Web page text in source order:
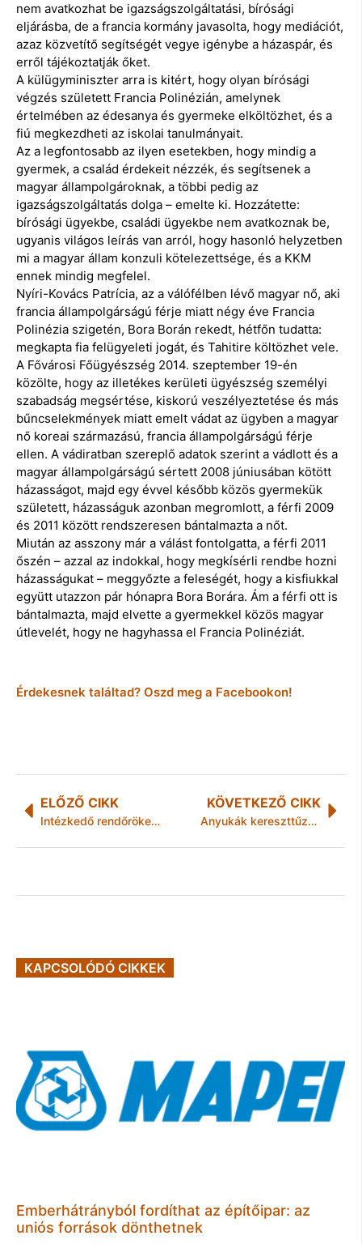
nem avatkozhat be igazságszolgáltatási, bírósági
eljárásba, de a francia kormány javasolta, hogy mediációt,
azaz közvetítő segítségét vegye igénybe a házaspár, és
erről tájékoztatják őket.
A külügyminiszter arra is kitért, hogy olyan bírósági
végzés született Francia Polinézián, amelynek
értelmében az édesanya és gyermeke elköltözhet, és a
fiú megkezdheti az iskolai tanulmányait.
Az a legfontosabb az ilyen esetekben, hogy mindig a
gyermek, a család érdekeit nézzék, és segítsenek a
magyar állampolgároknak, a többi pedig az
igazságszolgáltatás dolga – emelte ki. Hozzátette:
bírósági ügyekbe, családi ügyekbe nem avatkoznak be,
ugyanis világos leírás van arról, hogy hasonló helyzetben
mi a magyar állam konzuli kötelezettsége, és a KKM
ennek mindig megfelel.
Nyíri-Kovács Patrícia, az a válófélben lévő magyar nő, aki
francia állampolgárságú férje miatt négy éve Francia
Polinézia szigetén, Bora Borán rekedt, hétfőn tudatta:
megkapta fia felügyeleti jogát, és Tahitire költözhet vele.
A Fővárosi Főügyészség 2014. szeptember 19-én
közölte, hogy az illetékes kerületi ügyészség személyi
szabadság megsértése, kiskorú veszélyeztetése és más
bűncselekmények miatt emelt vádat az ügyben a magyar
nő koreai származású, francia állampolgárságú férje
ellen. A vádiratban szereplő adatok szerint a vádlott és a
magyar állampolgárságú sértett 2008 júniusában kötött
házasságot, majd egy évvel később közös gyermekük
született, házasságuk azonban megromlott, a férfi 2009
és 2011 között rendszeresen bántalmazta a nőt.
Miután az asszony már a válást fontolgatta, a férfi 2011
őszén – azzal az indokkal, hogy megkísérli rendbe hozni
házasságukat – meggyőzte a feleségét, hogy a kisfiukkal
együtt utazzon pár hónapra Bora Borára. Ám a férfi ott is
bántalmazta, majd elvette a gyermekkel közös magyar
útlevelét, hogy ne hagyhassa el Francia Polinéziát.
Érdekesnek találtad? Oszd meg a Facebookon!
ELŐZŐ CIKK
Intézkedő rendőröket a kerékpárokra Mezőkövesden!
KÖVETKEZŐ CIKK
Anyukák kereszttűzébe került Hódi Pamela
KAPCSOLÓDÓ CIKKEK
Emberhátrányból fordíthat az építőipar: az
uniós források dönthetnek